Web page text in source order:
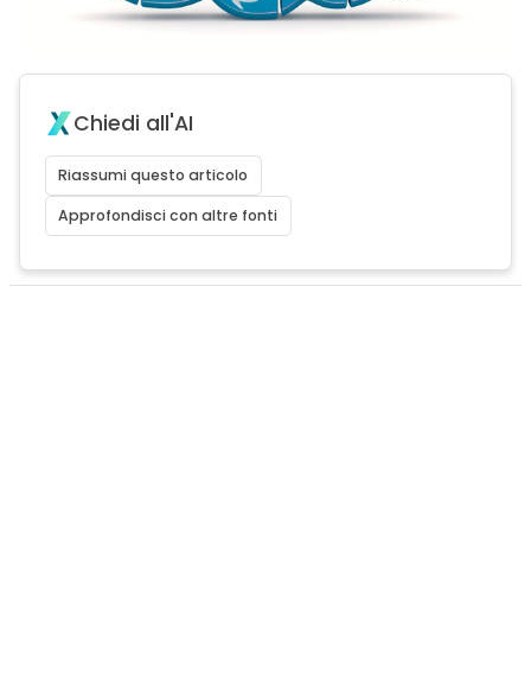
Chiedi all'AI
Riassumi questo articolo
Approfondisci con altre fonti